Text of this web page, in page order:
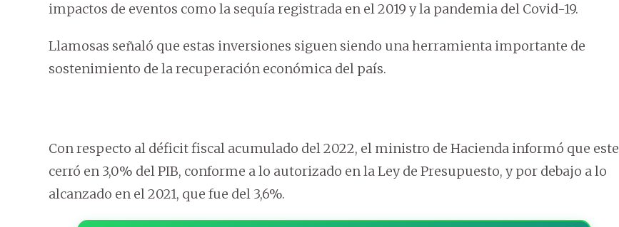
impactos de eventos como la sequía registrada en el 2019 y la pandemia del Covid-19.
Llamosas señaló que estas inversiones siguen siendo una herramienta importante de
sostenimiento de la recuperación económica del país.
Con respecto al déficit fiscal acumulado del 2022, el ministro de Hacienda informó que este
cerró en 3,0% del PIB, conforme a lo autorizado en la Ley de Presupuesto, y por debajo a lo
alcanzado en el 2021, que fue del 3,6%.